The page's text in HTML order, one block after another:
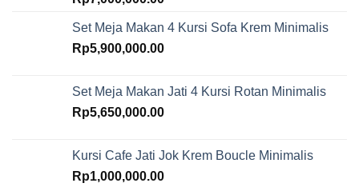
Set Meja Makan 4 Kursi Sofa Krem Minimalis
Rp5,900,000.00
Set Meja Makan Jati 4 Kursi Rotan Minimalis
Rp5,650,000.00
Kursi Cafe Jati Jok Krem Boucle Minimalis
Rp1,000,000.00